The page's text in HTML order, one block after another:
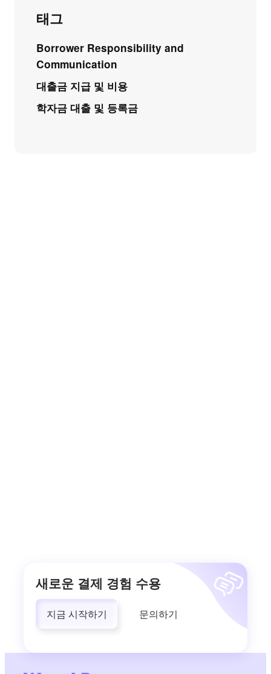
태그
Borrower Responsibility and
Communication
대출금 지급 및 비용
학자금 대출 및 등록금
새로운 결제 경험 수용
지금 시작하기 문의하기